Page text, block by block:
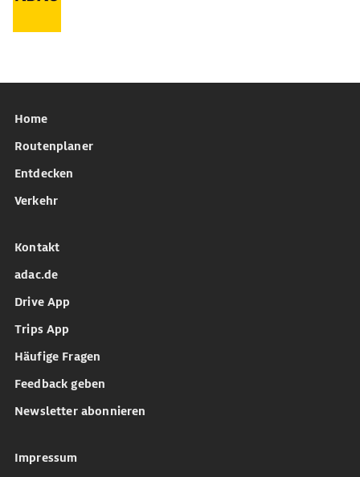
Home
Routenplaner
Entdecken
Verkehr
Kontakt
adac.de
Drive App
Trips App
Häufige Fragen
Feedback geben
Newsletter abonnieren
Impressum